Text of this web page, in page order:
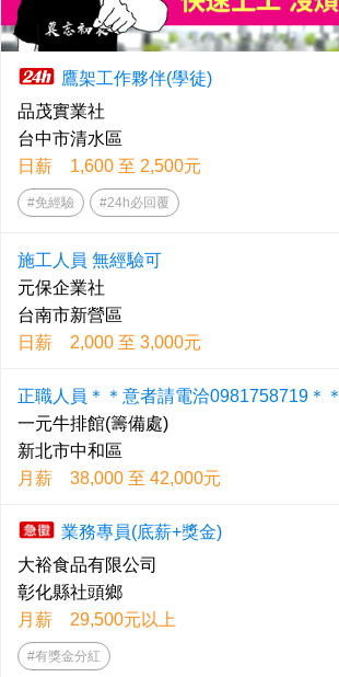
鷹架工作夥伴(學徒)
品茂實業社
台中市清水區
日薪 1,600 至 2,500元
#免經驗 #24h必回覆
施工人員 無經驗可
元保企業社
台南市新營區
日薪 2,000 至 3,000元
正職人員＊＊意者請電洽0981758719＊＊
一元牛排館(籌備處)
新北市中和區
月薪 38,000 至 42,000元
業務專員(底薪+獎金)
大裕食品有限公司
彰化縣社頭鄉
月薪 29,500元以上
#有獎金分紅